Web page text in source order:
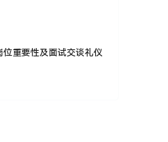
位重要性及面试交谈礼仪